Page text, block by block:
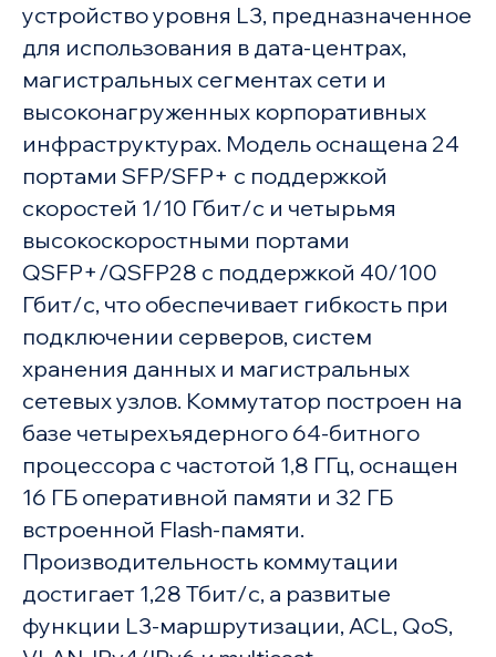
устройство уровня L3, предназначенное
для использования в дата-центрах,
магистральных сегментах сети и
высоконагруженных корпоративных
инфраструктурах. Модель оснащена 24
портами SFP/SFP+ с поддержкой
скоростей 1/10 Гбит/с и четырьмя
высокоскоростными портами
QSFP+/QSFP28 с поддержкой 40/100
Гбит/с, что обеспечивает гибкость при
подключении серверов, систем
хранения данных и магистральных
сетевых узлов. Коммутатор построен на
базе четырехъядерного 64-битного
процессора с частотой 1,8 ГГц, оснащен
16 ГБ оперативной памяти и 32 ГБ
встроенной Flash-памяти.
Производительность коммутации
достигает 1,28 Тбит/с, а развитые
функции L3-маршрутизации, ACL, QoS,